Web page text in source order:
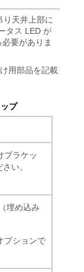
り天井上部に
タス LED が
要がありま
用部品を記載
プ
ブラケッ
い。
埋め込み
プションで